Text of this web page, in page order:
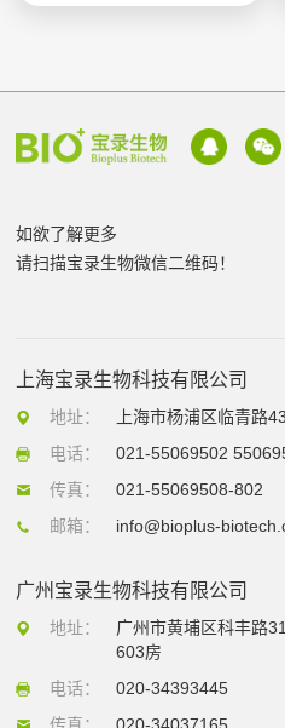
如欲了解更多
请扫描宝录生物微信二维码！
上海宝录生物科技有限公司
地址：
上海市杨浦区临青路
电话：
021-55069502
传真：
021-55069508-802
邮箱：
info@bioplus-
广州宝录生物科技有限公司
地址：
广州市黄埔区科丰路
603房
电话：
020-34393445